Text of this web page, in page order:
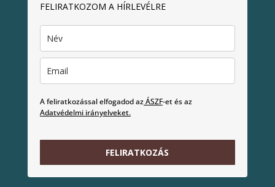
FELIRATKOZOM A HÍRLEVÉLRE
A feliratkozással elfogadod azÁSZF-et és az
Adatvédelmi irányelveket.
FELIRATKOZÁS